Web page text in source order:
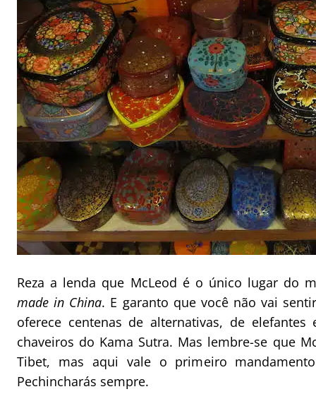
Reza a lenda que McLeod é o único lugar do
made in China. E garanto que você não vai
oferece centenas de alternativas, de
chaveiros do Kama Sutra. Mas lembre-se que
Tibet, mas aqui vale o primeiro
Pechincharás sempre.